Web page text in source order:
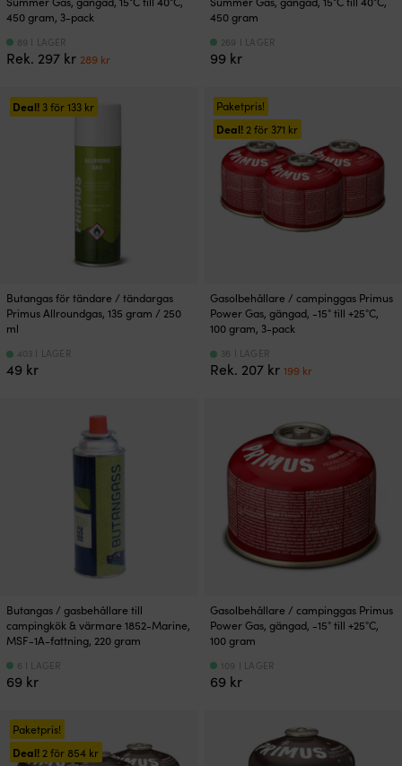
450 gram, 3-pack
Rek. 297 kr Det
var:
289 krDet
89 I LAGER
450 gram
99 kr
269 I LAGER
Deal!3 för133 kr
Butangas för tändare / tändargas
Primus Allroundgas, 135 gram / 250
ml
49 kr
403 I LAGER
Paketpris!
Deal! 2 för371 kr
Gasolbehållare / campinggas Primus
Power Gas, gängad, -15° till +25°C,
100 gram, 3-pack
Rek. 207 krDet
207 kr.
199 krDet
199 kr.
36 I LAGER
Butangas / gasbehållare till
campingkök & värmare 1852-Marine,
MSF-1A-fattning, 220 gram
69 kr
6 I LAGER
Gasolbehållare / campinggas Primus
Power Gas, gängad, -15° till +25°C,
100 gram
69 kr
109 I LAGER
Paketpris!
Deal! 2 för854 kr